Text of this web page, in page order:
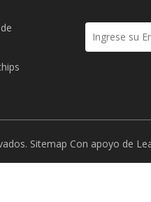
Sitemap Con apoyo de